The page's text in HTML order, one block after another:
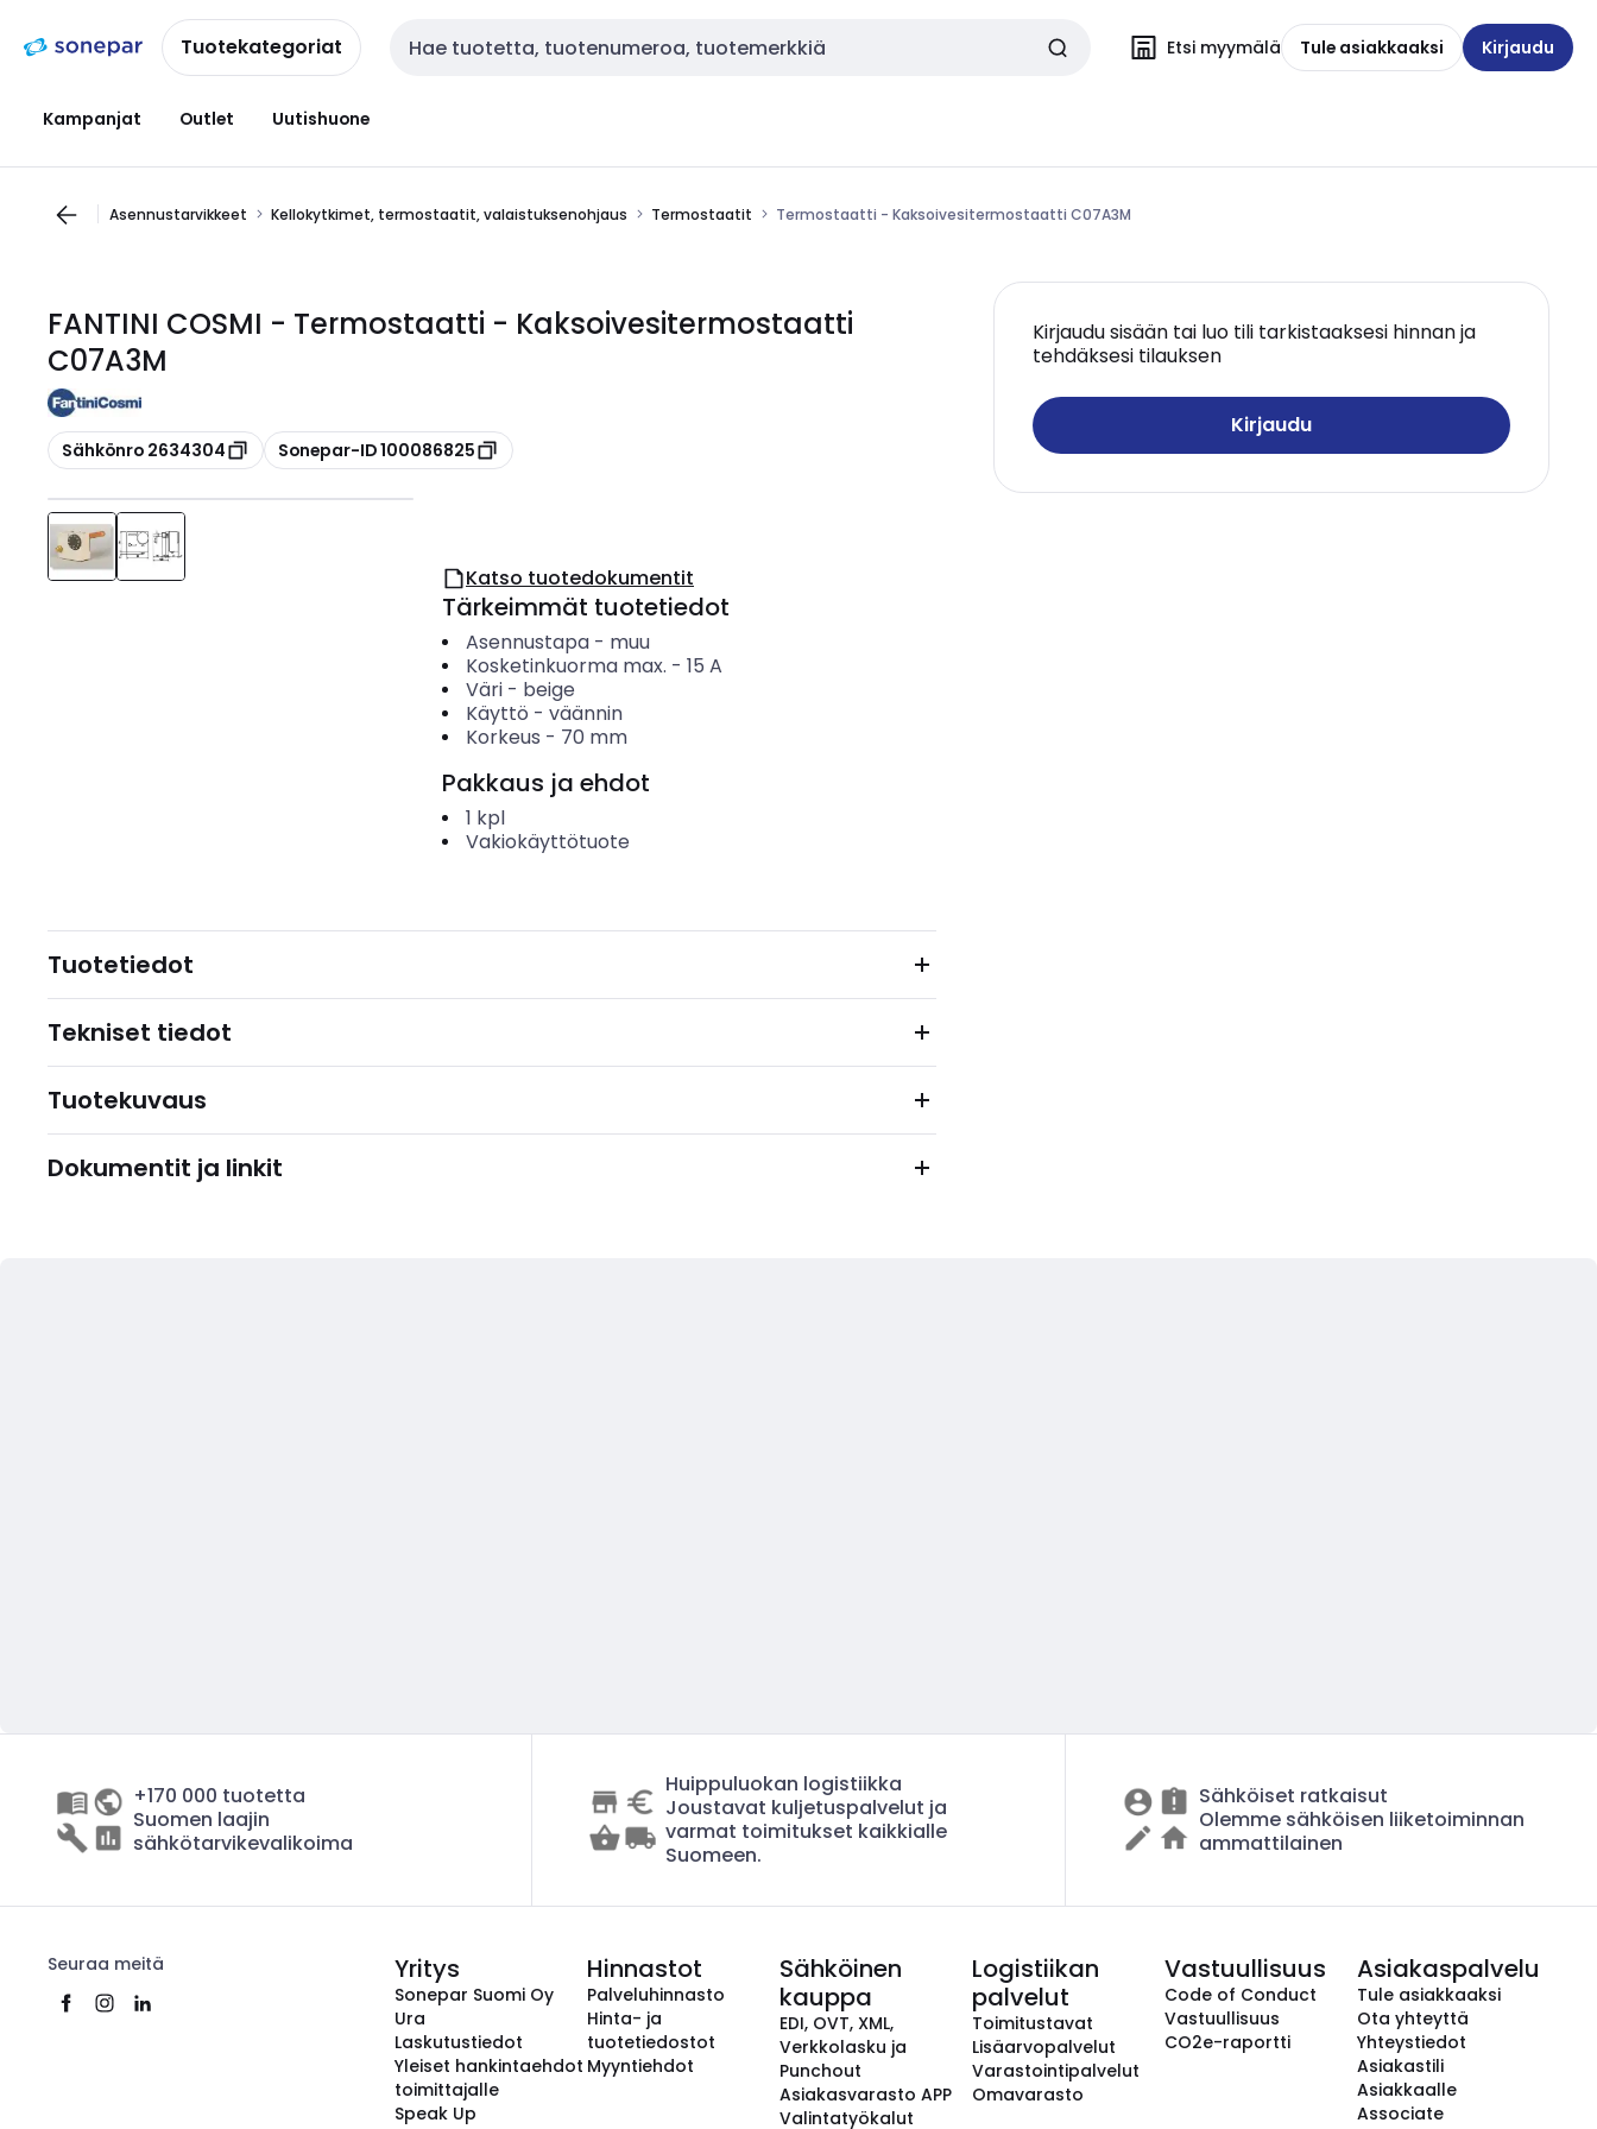
navigointiinsisältöönTuotekategoriat Haku Etsi myymälä Tule asiakkaaksi Kirjaudu
Kampanjat Outlet Uutishuone
Asennustarvikkeet Kellokytkimet, termostaatit, valaistuksenohjaus Termostaatit Termostaatti - Kaksoivesitermostaatti C07A3M
FANTINI COSMI - Termostaatti - Kaksoivesitermostaatti
C07A3M
Kopioi
Sähkönro 2634304 Kopioi
Sonepar-ID 100086825
Kirjaudu sisään tai luo tili tarkistaaksesi hinnan ja
tehdäksesi tilauksen
Kirjaudu
Katso tuotedokumentit
Tärkeimmät tuotetiedot
Asennustapa- muu
Kosketinkuorma max. - 15 A
Väri- beige
Käyttö - väännin
Korkeus - 70 mm
Pakkaus ja ehdot
1 kpl
Vakiokäyttötuote
Tuotetiedot
Tekniset tiedot
Tuotekuvaus
Dokumentit ja linkit
+170 000 tuotetta
Suomen laajin
sähkötarvikevalikoima
Huippuluokan logistiikka
Joustavat kuljetuspalvelut ja
varmat toimitukset kaikkialle
Suomeen.
Sähköiset ratkaisut
Olemme sähköisen liiketoiminnan
ammattilainen
Seuraa meitä Yritys
Sonepar Suomi Oy
Ura
Laskutustiedot
Yleiset hankintaehdot
toimittajalle
Speak Up
Hinnastot
Palveluhinnasto
Hinta- ja
tuotetiedostot
Myyntiehdot
Sähköinen
kauppa
EDI, OVT, XML,
Verkkolasku ja
Punchout
Asiakasvarasto APP
Valintatyökalut
Logistiikan
palvelut
Toimitustavat
Lisäarvopalvelut
Varastointipalvelut
Omavarasto
Vastuullisuus
Code of Conduct
Vastuullisuus
CO2e-raportti
Asiakaspalvelu
Tule asiakkaaksi
Ota yhteyttä
Yhteystiedot
Asiakastili
Asiakkaalle
Associate